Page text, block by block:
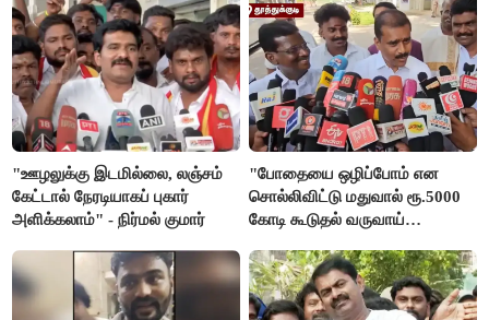
"ஊழலுக்கு இடமில்லை, லஞ்சம்
கேட்டால் நேரடியாகப் புகார்
அளிக்கலாம்" - நிர்மல் குமார்
"போதையை ஒழிப்போம் என
சொல்லிவிட்டு மதுவால் ரூ.5000
கோடி கூடுதல் வருவாய்
மார்க்கண்டேயன்